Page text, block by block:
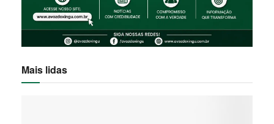
Mais lidas